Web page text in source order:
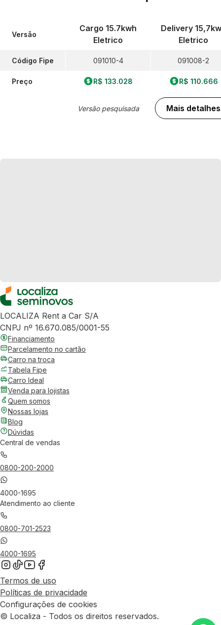
Versão
Código Fipe
Preço
Cargo 15.7kwh
Eletrico
091010-4
R$ 133.028
Versão pesquisada
Delivery
Eletrico
091008-2
R$ 110.666
Mais detalhes
LOCALIZA Rent a Car S/A
CNPJ nº 16.670.085/0001-55
Financiamento
Parcelamento no cartão
Carro na troca
Tabela Fipe
Carro Ideal
Venda para lojistas
Quem somos
Nossas lojas
Blog
Dúvidas
Central de vendas
0800-200-2000
4000-1695
Atendimento ao cliente
0800-701-2523
4000-1695
Termos de uso
Políticas de privacidade
Configurações de cookies
© Localiza - Todos os direitos reservados.